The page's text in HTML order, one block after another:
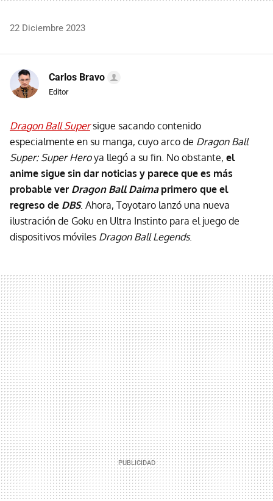
22 Diciembre 2023
Carlos Bravo
Editor
Dragon Ball Supersigue sacando contenido
especialmente en su manga, cuyo arco de Dragon Ball
Super: Super Heroya llegó a su fin. No obstante, el
anime sigue sin dar noticias y parece que es más
probable ver Dragon Ball Daimaprimero que el
regreso de DBS. Ahora, Toyotaro lanzó una nueva
ilustración de Goku en Ultra Instinto para el juego de
dispositivos móviles Dragon Ball Legends.